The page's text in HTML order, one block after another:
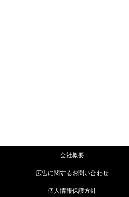
会社概要
広告に関するお問い合わせ
個人情報保護方針